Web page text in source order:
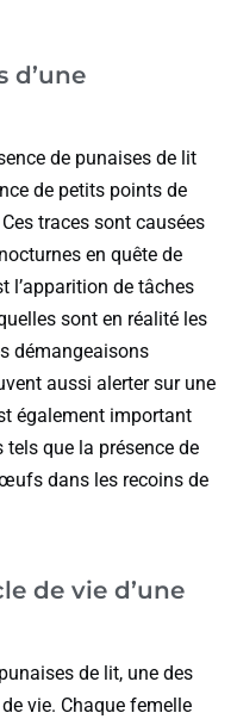
d’une
de punaises de lit
de petits points de
traces sont causées
en quête de
l’apparition de tâches
sont en réalité les
démangeaisons
aussi alerter sur une
également important
que la présence de
dans les recoins de
de vie d’une
de lit, une des
vie. Chaque femelle